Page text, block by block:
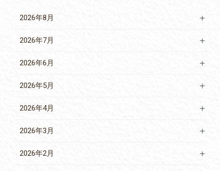
2026年8月
2026年7月
2026年6月
2026年5月
2026年4月
2026年3月
2026年2月